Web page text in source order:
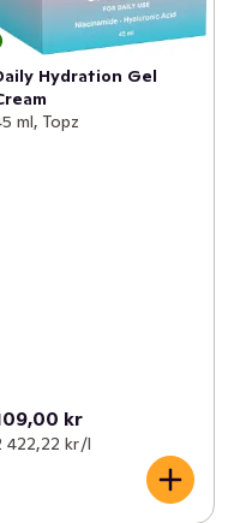
Hydration Gel
ml, Topz
kr
422,22 kr /l